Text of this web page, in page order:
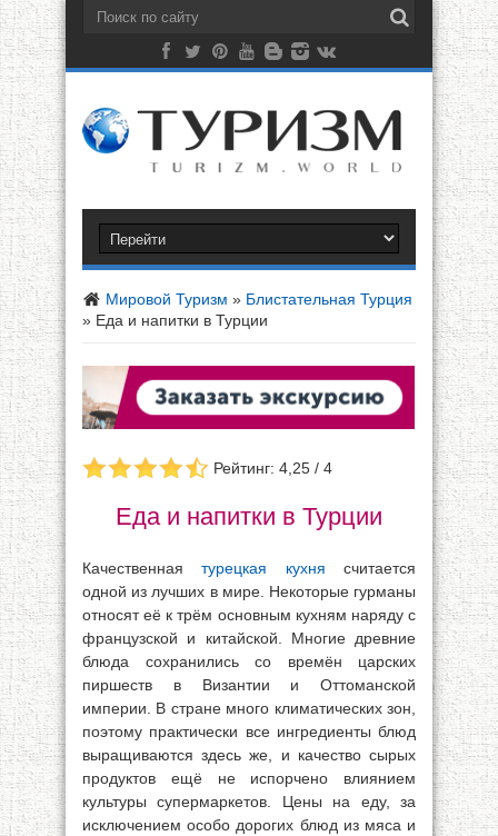
Мировой Туризм » Блистательная Турция
» Еда и напитки в Турции
Рейтинг: 4,25 / 4
Еда и напитки в Турции
Качественнаятурецкая кухня считается
одной из лучших в мире. Некоторые гурманы
относят её к трём основным кухням наряду с
французской и китайской. Многие древние
блюда сохранились со времён царских
пиршеств в Византии и Оттоманской
империи. В стране много климатических зон,
поэтому практически все ингредиенты блюд
выращиваются здесь же, и качество сырых
продуктов ещё не испорчено влиянием
культуры супермаркетов. Цены на еду, за
исключением особо дорогих блюд из мяса и